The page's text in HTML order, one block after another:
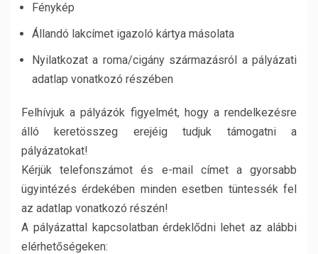
Fénykép
Állandó lakcímet igazoló kártya másolata
Nyilatkozat a roma/cigány származásról a pályázati
adatlap vonatkozó részében
Felhívjuk a pályázók figyelmét, hogy a rendelkezésre
álló keretösszeg erejéig tudjuk támogatni a
pályázatokat!
Kérjük telefonszámot és e-mail címet a gyorsabb
ügyintézés érdekében minden esetben tüntessék fel
az adatlap vonatkozó részén!
A pályázattal kapcsolatban érdeklődni lehet az alábbi
elérhetőségeken: